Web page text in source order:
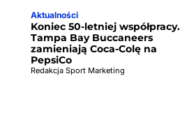
Aktualności
Koniec 50-letniej współpracy.
Tampa Bay Buccaneers
zamieniają Coca-Colę na
PepsiCo
Redakcja Sport Marketing